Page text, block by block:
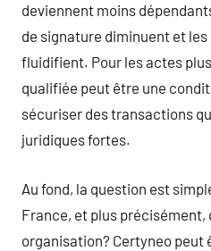
deviennent moins
de signature diminuent et
fluidifient. Pour les actes
qualifiée peut être une
sécuriser des transactions
juridiques fortes.
Au fond, la question est
France, et plus
organisation? Certyneo peut